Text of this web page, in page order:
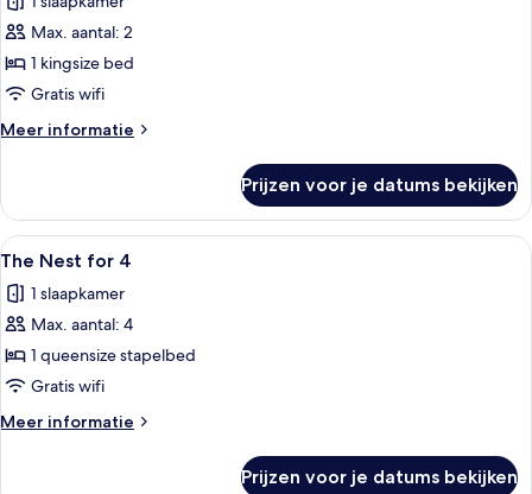
voor
The
Roost
laden
Max. aantal: 2
1 kingsize bed
Gratis wifi
Meer informatie
Meer
Roost
Prijzen voor je datums bekijken
Alle
foto's
voor
The
Nest
for
4
laden
Een stapelbed met bureau en stoel,
6
The Nest for 4
1 slaapkamer
Max. aantal: 4
1 queensize stapelbed
Gratis wifi
Meer informatie
Meer
Prijzen voor je datums bekijken